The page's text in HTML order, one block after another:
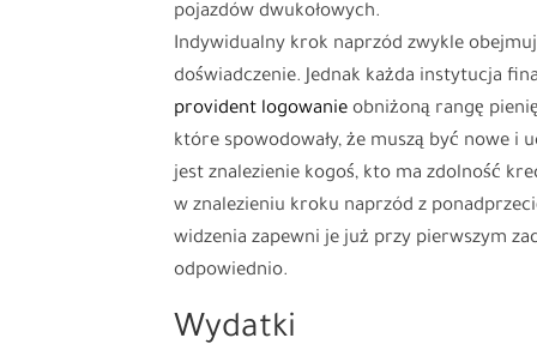
pojazdów dwukołowych.
Indywidualny krok naprzód zwykle
doświadczenie. Jednak każda instytucja
provident logowanie obniżoną rangę
które spowodowały, że muszą być nowe i
jest znalezienie kogoś, kto ma zdolność
w znalezieniu kroku naprzód z
widzenia zapewni je już przy pierwszym
odpowiednio.
Wydatki